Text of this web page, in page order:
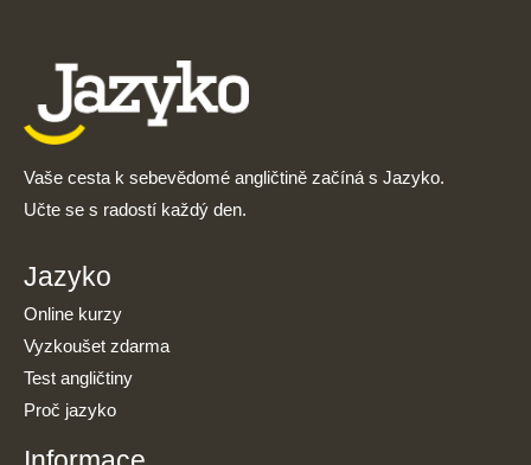
Vaše cesta k sebevědomé angličtině začíná s Jazyko.
Učte se s radostí každý den.
Jazyko
Online kurzy
Vyzkoušet zdarma
Test angličtiny
Proč jazyko